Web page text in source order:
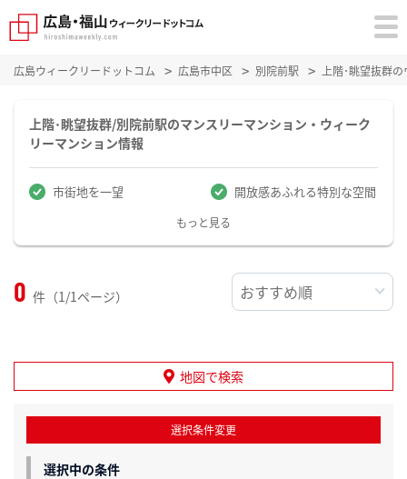
広島ウィークリードットコム 広島市中区 別院前駅 上階･眺望抜群
上階･眺望抜群/別院前駅のマンスリーマンション・ウィーク
リーマンション情報
市街地を一望 開放感あふれる特別な空間
もっと見る
0 件（1/1ページ）
地図で検索
選択条件変更
選択中の条件